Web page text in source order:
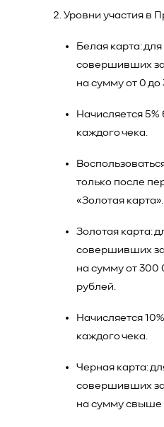
Уровни участия в
Белая карта:
совершивших
на сумму от 0
Начисляется
каждого чека.
только после
«Золотая карта».
Золотая карта:
совершивших
на сумму от
рублей.
Начисляется
каждого чека.
Черная карта:
совершивших
на сумму свыше